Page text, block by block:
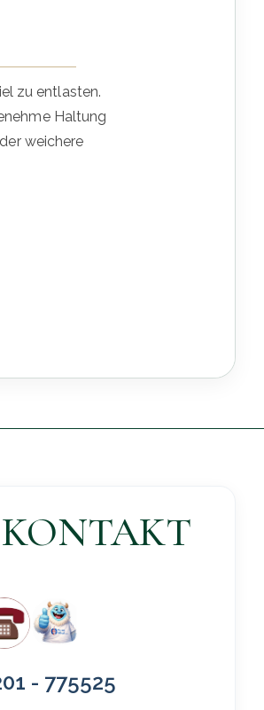
zu entlasten.
Haltung
weichere
KONTAKT
- 775525